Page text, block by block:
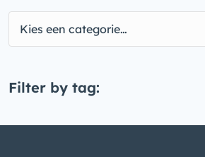
Kies een categorie…
Filter by tag: